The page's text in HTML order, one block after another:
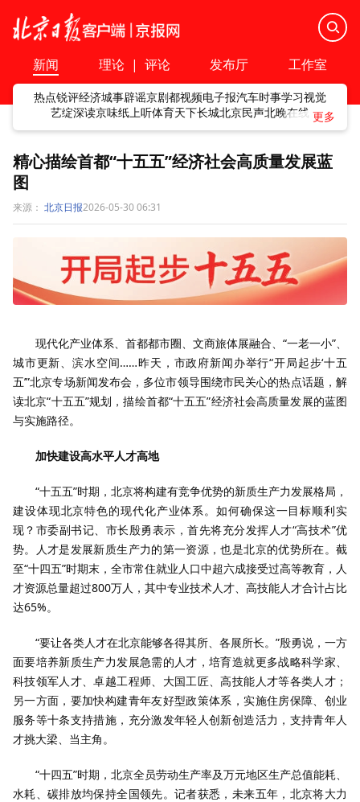
新闻 理论 | 评论 发布厅 工作室
热点锐评经济城事辟谣京剧都视频电子报汽车时事学习视觉
艺绽深读京味纸上听体育天下长城北京民声北晚在线
精心描绘首都“十五五”经济社会高质量发展蓝
图
来源： 北京日报2026-05-30 06:31
现代化产业体系、首都都市圈、文商旅体展融合、“一老一小”、
城市更新、滨水空间……昨天，市政府新闻办举行“开局起步‘十五
五’”北京专场新闻发布会，多位市领导围绕市民关心的热点话题，解
读北京“十五五”规划，描绘首都“十五五”经济社会高质量发展的蓝图
与实施路径。
加快建设高水平人才高地
“十五五”时期，北京将构建有竞争优势的新质生产力发展格局，
建设体现北京特色的现代化产业体系。如何确保这一目标顺利实
现？市委副书记、市长殷勇表示，首先将充分发挥人才“高技术”优
势。人才是发展新质生产力的第一资源，也是北京的优势所在。截
至“十四五”时期末，全市常住就业人口中超六成接受过高等教育，人
才资源总量超过800万人，其中专业技术人才、高技能人才合计占比
达65%。
“要让各类人才在北京能够各得其所、各展所长。”殷勇说，一方
面要培养新质生产力发展急需的人才，培育造就更多战略科学家、
科技领军人才、卓越工程师、大国工匠、高技能人才等各类人才；
另一方面，要加快构建青年友好型政策体系，实施住房保障、创业
服务等十条支持措施，充分激发年轻人创新创造活力，支持青年人
才挑大梁、当主角。
“十四五”时期，北京全员劳动生产率及万元地区生产总值能耗、
水耗、碳排放均保持全国领先。记者获悉，未来五年，北京将大力